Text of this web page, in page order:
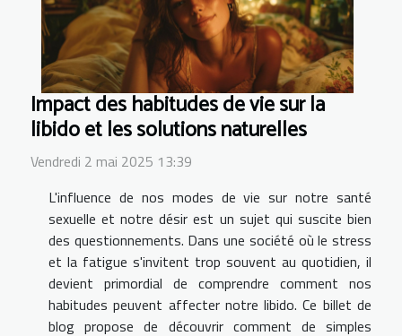
Impact des habitudes de vie sur la
libido et les solutions naturelles
Vendredi 2 mai 2025 13:39
L'influence de nos modes de vie sur notre santé
sexuelle et notre désir est un sujet qui suscite bien
des questionnements. Dans une société où le stress
et la fatigue s'invitent trop souvent au quotidien, il
devient primordial de comprendre comment nos
habitudes peuvent affecter notre libido. Ce billet de
blog propose de découvrir comment de simples